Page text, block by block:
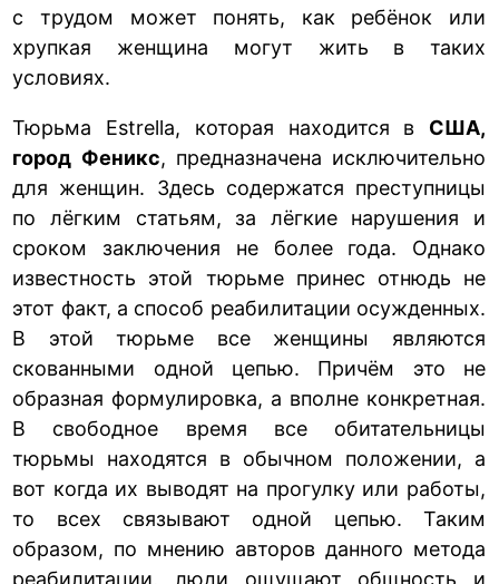
с трудом может понять, как ребёнок или
хрупкая женщина могут жить в таких
условиях.
Тюрьма Estrella, которая находится в США,
город Феникс, предназначена исключительно
для женщин. Здесь содержатся преступницы
по лёгким статьям, за лёгкие нарушения и
сроком заключения не более года. Однако
известность этой тюрьме принес отнюдь не
этот факт, а способ реабилитации осужденных.
В этой тюрьме все женщины являются
скованными одной цепью. Причём это не
образная формулировка, а вполне конкретная.
В свободное время все обитательницы
тюрьмы находятся в обычном положении, а
вот когда их выводят на прогулку или работы,
то всех связывают одной цепью. Таким
образом, по мнению авторов данного метода
реабилитации, люди ощущают общность и